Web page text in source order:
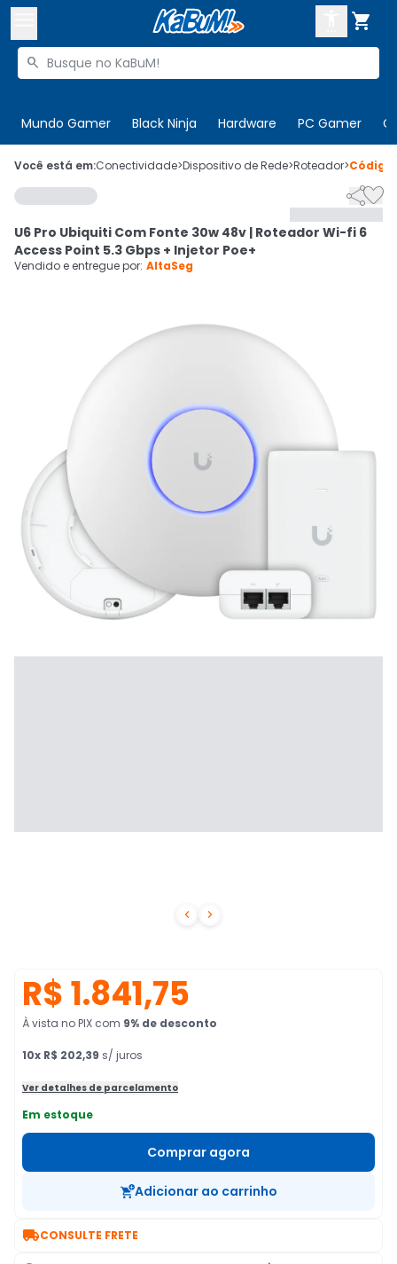

Buscar produtos

Mundo Gamer Black Ninja Hardware PC Gamer
 Olá. Acesse sua conta
 Departamentos
Cupons
Ativar tradutor em libras
CADASTRE-SE
Você está em:Conectividade>Dispositivo de Rede>Roteador>Código
 

U6 Pro Ubiquiti Com Fonte 30w 48v | Roteador Wi-fi 6
Access Point 5.3 Gbps + Injetor Poe+
Vendido e entregue por: AltaSeg
R$ 1.841,75
À vista no PIX com 9% de desconto
10x R$ 202,39 s/ juros
Ver detalhes de parcelamento
Em estoque
Comprar agora
Adicionar ao carrinho
CONSULTE FRETE